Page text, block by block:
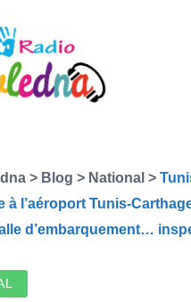
> Blog > National >
à l’aéroport Tunis-
d’embarquement…